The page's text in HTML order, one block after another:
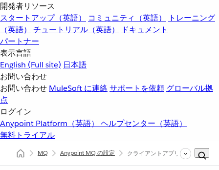
開発者リソース
スタートアップ（英語）
コミュニティ（英語）
トレーニング
（英語）
チュートリアル（英語）
ドキュメント
パートナー
表示言語
English (Full site) 日本語
お問い合わせ
お問い合わせ MuleSoft に連絡サポートを依頼 グローバル拠
点
ログイン
Anypoint Platform（英語） ヘルプセンター（英語）
無料トライアル
MQ Anypoint MQ の設定 クライアントアプリケーションの